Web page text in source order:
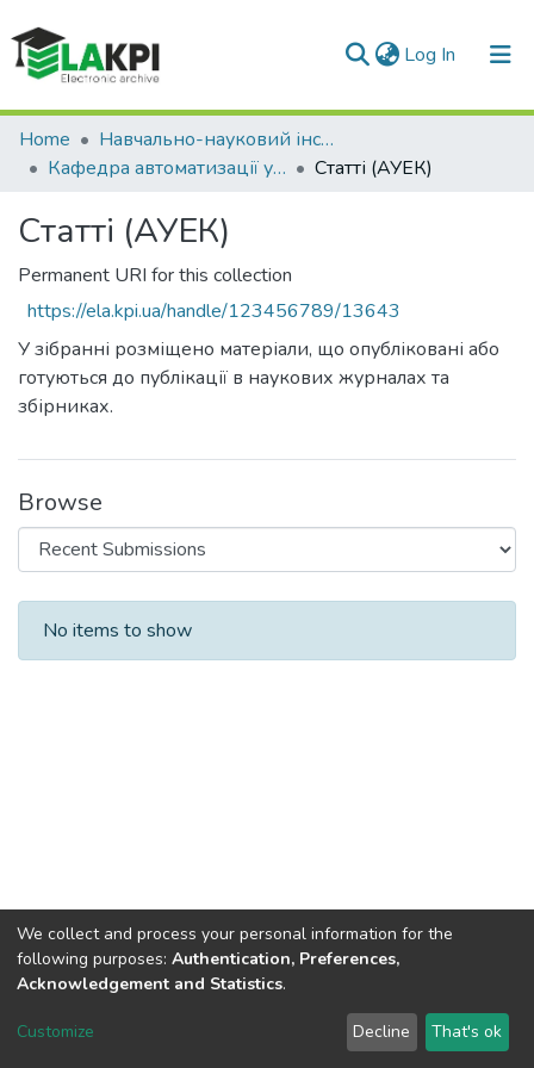
Log In (current)
Communities & Collections
All of DSpace
Statistics
Home
Навчально-науковий інститут енергозбереження та енергоменеджменту (НН ІЕЕ)
Кафедра автоматизації управління електротехнічними комплексами (АУЕК)
Статті (АУЕК)
Статті (АУЕК)
Permanent URI for this collection
https://ela.kpi.ua/handle/123456789/13643
У зібранні розміщено матеріали, що опубліковані або
готуються до публікації в наукових журналах та
збірниках.
Browse
Recent Submissions
No items to show
DSpace software copyright © 2002-2026 LYRASIS
Send Feedback
We collect and process your personal information for the
following purposes: Authentication, Preferences,
Acknowledgement and Statistics.
Customize Decline That's ok